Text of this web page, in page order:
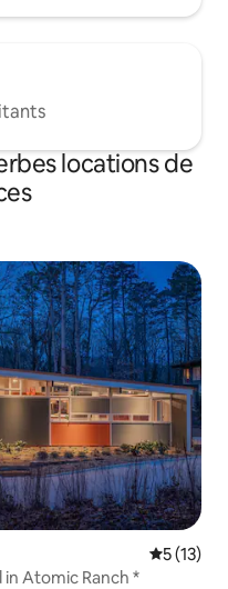
locations de
appréciés
5 (13)
Atomic Ranch *